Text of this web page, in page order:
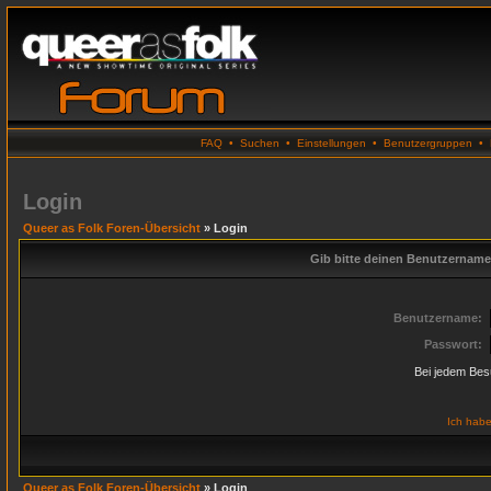
FAQ • Suchen • Einstellungen • Benutzergruppen •
Login
Queer as Folk Foren-Übersicht » Login
Gib bitte deinen
Benutzername:
Passwort:
Bei jedem
Ich
Queer as Folk Foren-Übersicht » Login